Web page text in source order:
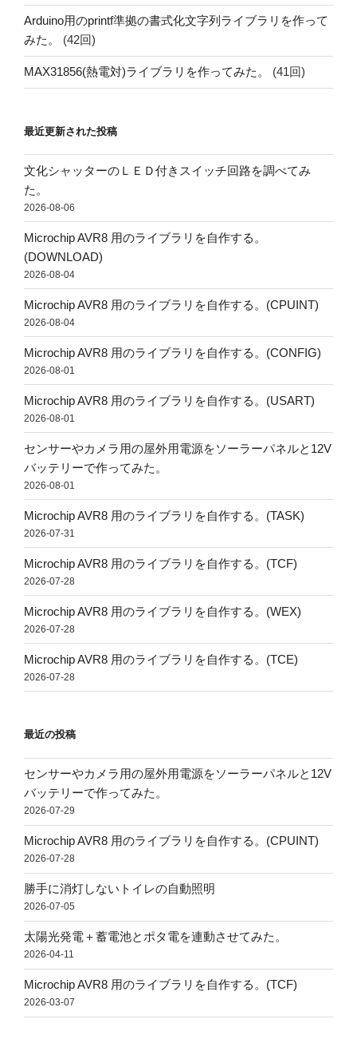
Arduino用のprintf準拠の書式化文字列ライブラリを作って
みた。
(42回)
MAX31856(熱電対)ライブラリを作ってみた。 (41回)
最近更新された投稿
文化シャッターのＬＥＤ付きスイッチ回路を調べてみ
た。
2026-08-06
Microchip AVR8 用のライブラリを自作する。
(DOWNLOAD)
2026-08-04
Microchip AVR8 用のライブラリを自作する。(CPUINT)
2026-08-04
Microchip AVR8 用のライブラリを自作する。(CONFIG)
2026-08-01
Microchip AVR8 用のライブラリを自作する。(USART)
2026-08-01
センサーやカメラ用の屋外用電源をソーラーパネルと12V
バッテリーで作ってみた。
2026-08-01
Microchip AVR8 用のライブラリを自作する。(TASK)
2026-07-31
Microchip AVR8 用のライブラリを自作する。(TCF)
2026-07-28
Microchip AVR8 用のライブラリを自作する。(WEX)
2026-07-28
Microchip AVR8 用のライブラリを自作する。(TCE)
2026-07-28
最近の投稿
センサーやカメラ用の屋外用電源をソーラーパネルと12V
バッテリーで作ってみた。
2026-07-29
Microchip AVR8 用のライブラリを自作する。(CPUINT)
2026-07-28
勝手に消灯しないトイレの自動照明
2026-07-05
太陽光発電＋蓄電池とポタ電を連動させてみた。
2026-04-11
Microchip AVR8 用のライブラリを自作する。(TCF)
2026-03-07